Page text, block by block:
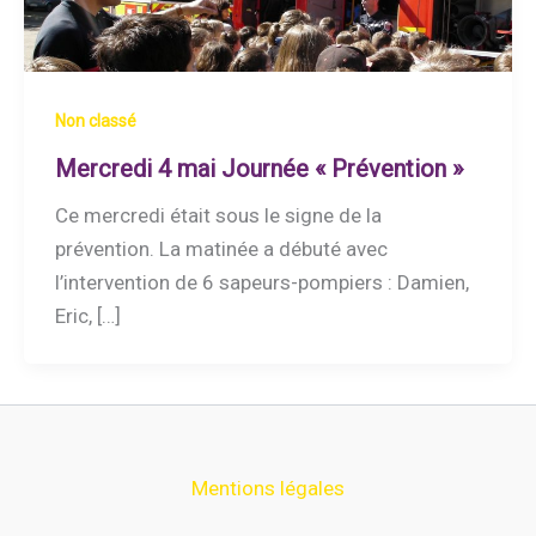
Non classé
Mercredi 4 mai Journée « Prévention »
Ce mercredi était sous le signe de la
prévention. La matinée a débuté avec
l’intervention de 6 sapeurs-pompiers : Damien,
Eric, […]
Mentions légales